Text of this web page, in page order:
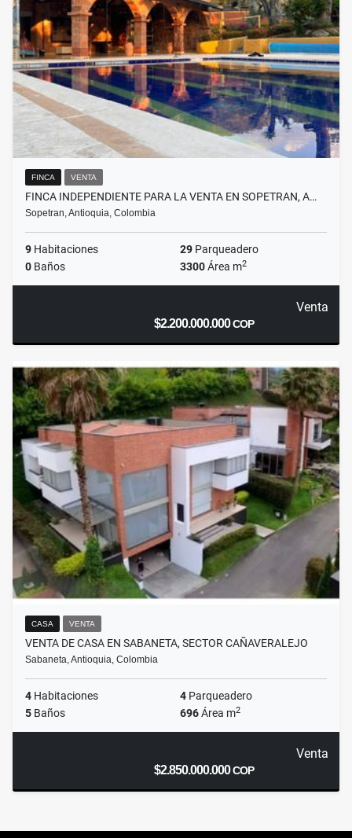
FINCA VENTA
FINCA INDEPENDIENTE PARA LA VENTA EN SOPETRAN, A…
Sopetran, Antioquia, Colombia
9 Habitaciones 29 Parqueadero
0 Baños 3300Área m2
Venta
$2.200.000.000COP
CASA VENTA
VENTA DE CASA EN SABANETA, SECTOR CAÑAVERALEJO
Sabaneta, Antioquia, Colombia
4 Habitaciones 4 Parqueadero
5 Baños 696Área m2
Venta
$2.850.000.000COP